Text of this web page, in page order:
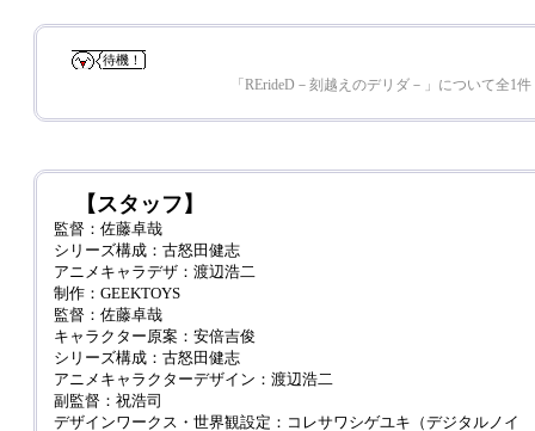
待機！
「RErideD－刻越えのデリダ－」について全1件
【スタッフ】
監督：佐藤卓哉
シリーズ構成：古怒田健志
アニメキャラデザ：渡辺浩二
制作：GEEKTOYS
監督：佐藤卓哉
キャラクター原案：安倍吉俊
シリーズ構成：古怒田健志
アニメキャラクターデザイン：渡辺浩二
副監督：祝浩司
デザインワークス・世界観設定：コレサワシゲユキ（デジタルノイ